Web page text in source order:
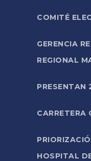
COMITÉ
GERENCIA
REGIONAL
PRESENTAN
CARRETERA
HOSPITAL